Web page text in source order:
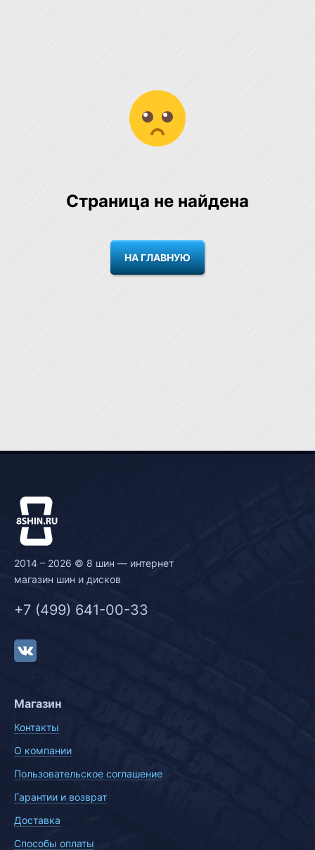
Страница не найдена
НА ГЛАВНУЮ
2014 – 2026 © 8 шин — интернет
магазин шин и дисков
+7 (499) 641-00-33
Магазин
Контакты
О компании
Пользовательское соглашение
Гарантии и возврат
Доставка
Способы оплаты